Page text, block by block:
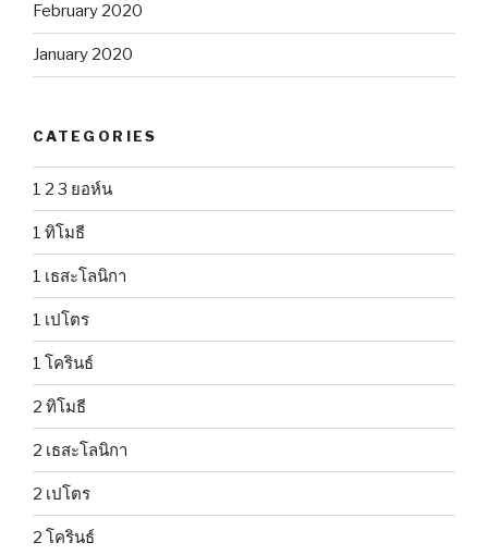
February 2020
January 2020
CATEGORIES
1 2 3 ยอห์น
1 ทิโมธี
1 เธสะโลนิกา
1 เปโตร
1 โครินธ์
2 ทิโมธี
2 เธสะโลนิกา
2 เปโตร
2 โครินธ์